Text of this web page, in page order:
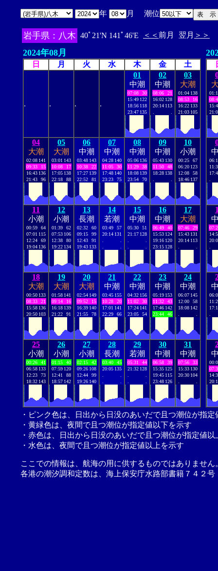
年 月 潮位
岩手県：八木 40ﾟ21'N 141ﾟ46'E ＜＜ 前月 翌月 ＞＞
2024年08月
日 月 火 水 木 金 土
. . . .
01
中潮
07:08
30
15:49 122
18:56 118
23:47 135
02
中潮
08:06
21
16:02 128
20:14 113
03
大潮
01:04 138
08:53
16
16:22 133
21:03 105
04
大潮
02:08 141
09:33
15
16:43 136
21:43
96
05
大潮
03:01 143
10:08
17
17:05 138
22:18
88
06
中潮
03:48 143
10:38
22
17:27 139
22:52
81
07
中潮
04:28 140
11:05
30
17:48 140
23:23
75
08
中潮
05:06 136
11:29
38
18:08 139
23:54
70
09
中潮
05:43 130
11:50
48
18:28 138
10
小潮
00:25
67
06:20 123
12:08
58
18:46 137
11
小潮
00:59
64
07:01 115
12:24
69
19:04 136
12
小潮
01:39
62
07:53 106
12:38
80
19:22 134
13
長潮
02:32
60
09:15
99
12:43
91
19:43 133
14
若潮
03:49
57
20:14 131
15
中潮
05:30
51
21:17 128
16
中潮
06:49
40
15:53 124
19:16 120
23:15 128
17
大潮
07:46
29
15:43 131
20:14 113
18
大潮
00:50 133
08:33
21
15:58 136
20:50 103
19
大潮
01:58 141
09:14
16
16:18 139
21:22
91
20
大潮
02:54 149
09:52
15
16:39 140
21:55
78
21
中潮
03:45 155
10:28
20
17:01 141
22:29
66
22
中潮
04:32 156
11:02
30
17:24 141
23:05
54
23
中潮
05:19 153
11:32
43
17:46 142
23:44
46
24
中潮
06:07 145
12:00
58
18:08 142
25
小潮
00:26
41
06:58 133
12:23
73
18:32 143
26
小潮
01:15
40
07:59 120
12:41
88
18:57 142
27
小潮
02:15
42
09:26 108
12:44
99
19:26 140
28
長潮
03:40
45
20:05 135
29
若潮
05:31
44
21:32 128
30
中潮
06:58
39
15:35 125
19:45 115
23:48 126
31
中潮
07:56
33
15:33 130
20:30 104
・ピンク色は、日出から日没のあいだで且つ潮位が指
・黄緑色は、夜間で且つ潮位が指定値以下を示す
・赤色は、日出から日没のあいだで且つ潮位が指定値以
・水色は、夜間で且つ潮位が指定値以上を示す
ここでの情報は、航海の用に供するものではありませ
各港の潮汐調和定数は、海上保安庁水路部書籍７４２